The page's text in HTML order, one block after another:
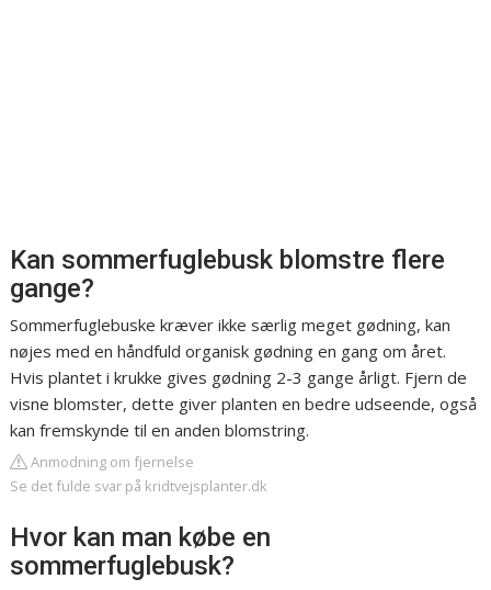
Kan sommerfuglebusk blomstre flere
gange?
Sommerfuglebuske kræver ikke særlig meget gødning, kan
nøjes med en håndfuld organisk gødning en gang om året.
Hvis plantet i krukke gives gødning 2-3 gange årligt. Fjern de
visne blomster, dette giver planten en bedre udseende, også
kan fremskynde til en anden blomstring.
Anmodning om fjernelse
Se det fulde svar på kridtvejsplanter.dk
Hvor kan man købe en
sommerfuglebusk?